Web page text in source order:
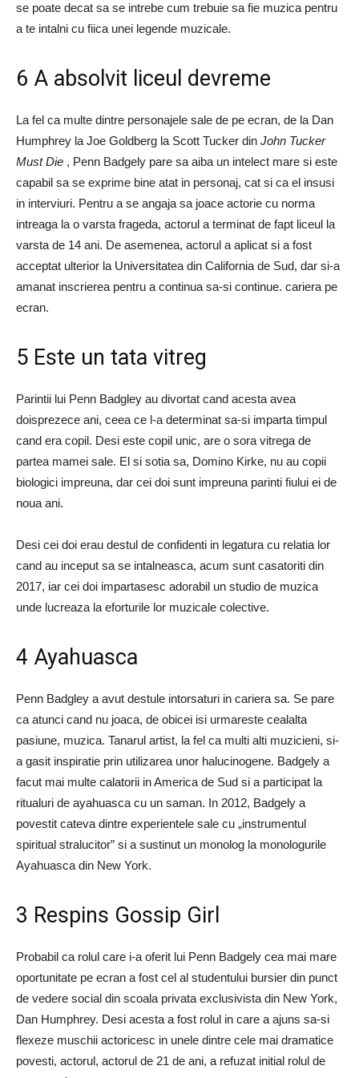
se poate decat sa se intrebe cum trebuie sa fie muzica pentru
a te intalni cu fiica unei legende muzicale.
6 A absolvit liceul devreme
La fel ca multe dintre personajele sale de pe ecran, de la Dan
Humphrey la Joe Goldberg la Scott Tucker din John Tucker
Must Die , Penn Badgely pare sa aiba un intelect mare si este
capabil sa se exprime bine atat in ​​personaj, cat si ca el insusi
in interviuri. Pentru a se angaja sa joace actorie cu norma
intreaga la o varsta frageda, actorul a terminat de fapt liceul la
varsta de 14 ani. De asemenea, actorul a aplicat si a fost
acceptat ulterior la Universitatea din California de Sud, dar si-a
amanat inscrierea pentru a continua sa-si continue. cariera pe
ecran.
5 Este un tata vitreg
Parintii lui Penn Badgley au divortat cand acesta avea
doisprezece ani, ceea ce l-a determinat sa-si imparta timpul
cand era copil. Desi este copil unic, are o sora vitrega de
partea mamei sale. El si sotia sa, Domino Kirke, nu au copii
biologici impreuna, dar cei doi sunt impreuna parinti fiului ei de
noua ani.
Desi cei doi erau destul de confidenti in legatura cu relatia lor
cand au inceput sa se intalneasca, acum sunt casatoriti din
2017, iar cei doi impartasesc adorabil un studio de muzica
unde lucreaza la eforturile lor muzicale colective.
4 Ayahuasca
Penn Badgley a avut destule intorsaturi in cariera sa. Se pare
ca atunci cand nu joaca, de obicei isi urmareste cealalta
pasiune, muzica. Tanarul artist, la fel ca multi alti muzicieni, si-
a gasit inspiratie prin utilizarea unor halucinogene. Badgely a
facut mai multe calatorii in America de Sud si a participat la
ritualuri de ayahuasca cu un saman. In 2012, Badgely a
povestit cateva dintre experientele sale cu „instrumentul
spiritual stralucitor” si a sustinut un monolog la monologurile
Ayahuasca din New York.
3 Respins Gossip Girl
Probabil ca rolul care i-a oferit lui Penn Badgely cea mai mare
oportunitate pe ecran a fost cel al studentului bursier din punct
de vedere social din scoala privata exclusivista din New York,
Dan Humphrey. Desi acesta a fost rolul in care a ajuns sa-si
flexeze muschii actoricesc in unele dintre cele mai dramatice
povesti, actorul, actorul de 21 de ani, a refuzat initial rolul de